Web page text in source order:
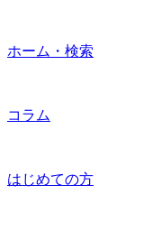
ホーム・検索
コラム
はじめての方